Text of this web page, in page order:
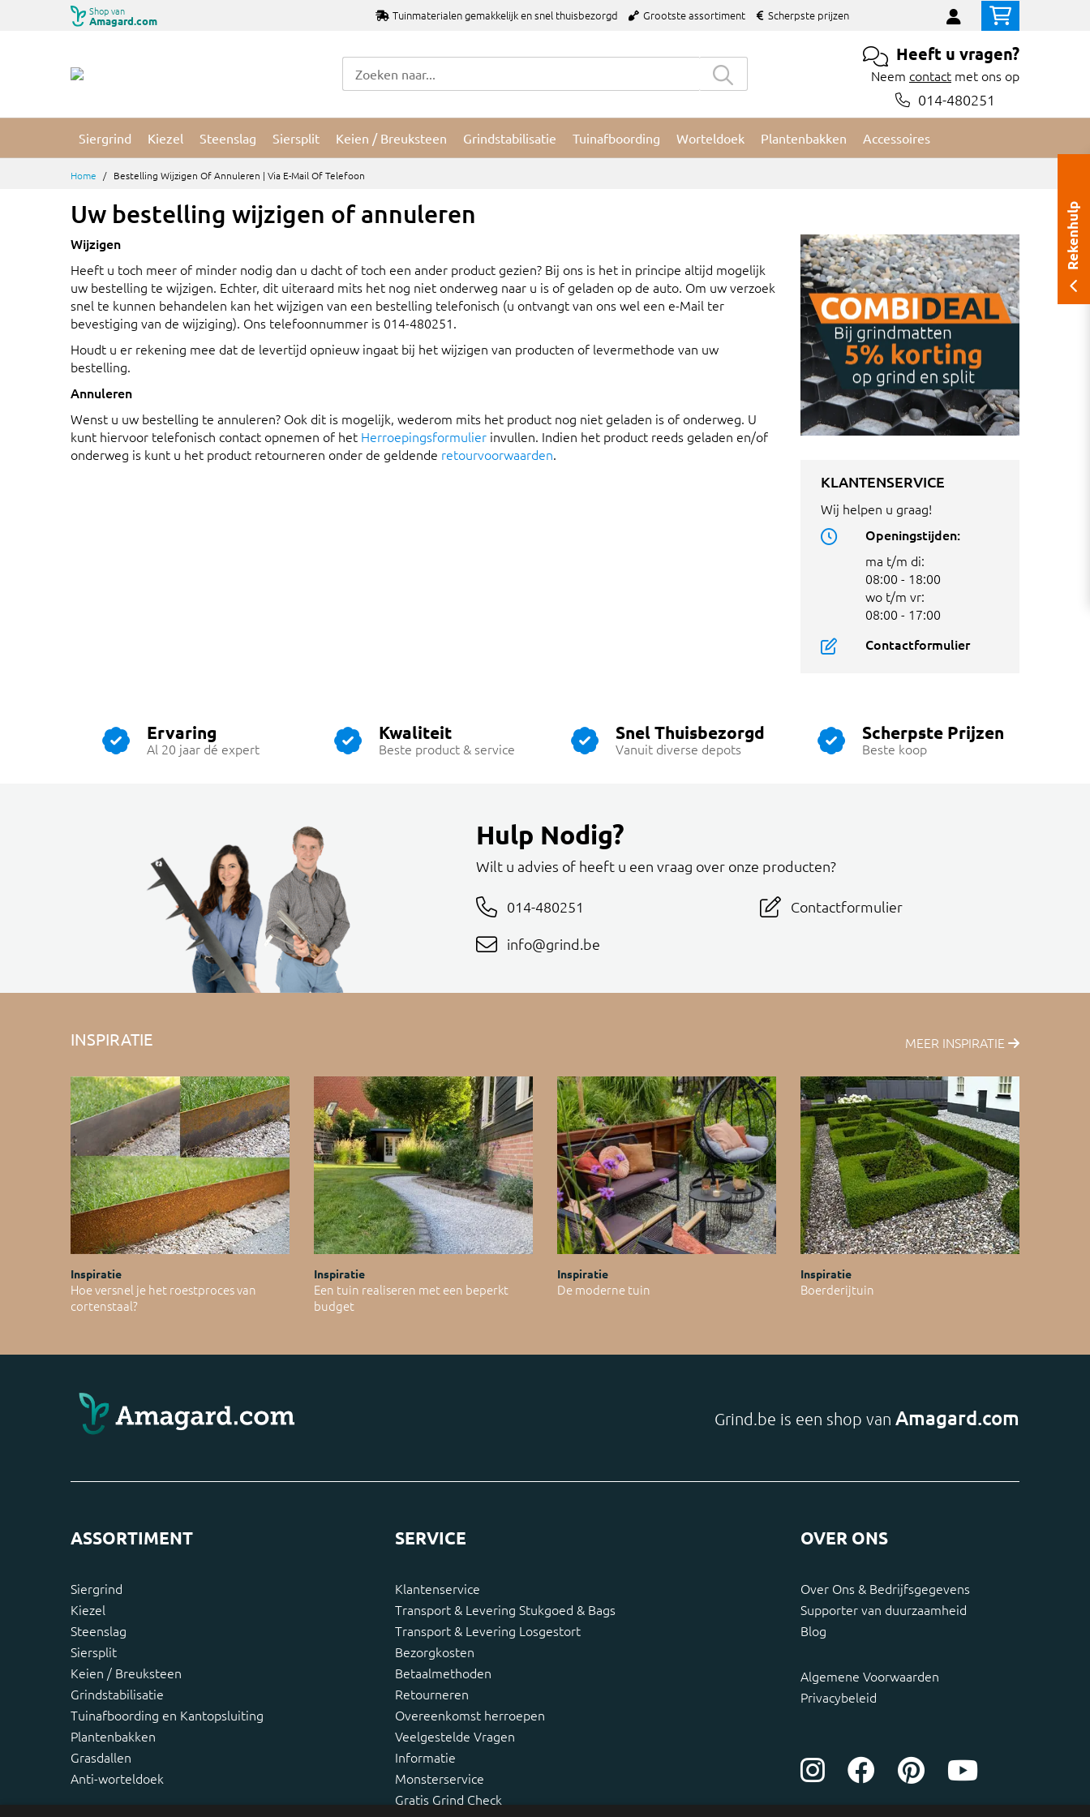
Shop van
Amagard.com Tuinmaterialen gemakkelijk en snel thuisbezorgd Grootste assortiment Scherpste prijzen
Heeft u vragen?
Neem contact met ons op
014-480251
Siergrind Kiezel Steenslag Siersplit Keien / Breuksteen Grindstabilisatie Tuinafboording Worteldoek Plantenbakken Accessoires
Home Bestelling Wijzigen Of Annuleren | Via E-Mail Of Telefoon
Uw bestelling wijzigen of annuleren
Wijzigen
Heeft u toch meer of minder nodig dan u dacht of toch een ander product gezien? Bij ons is het in principe altijd mogelijk
uw bestelling te wijzigen. Echter, dit uiteraard mits het nog niet onderweg naar u is of geladen op de auto. Om uw verzoek
snel te kunnen behandelen kan het wijzigen van een bestelling telefonisch (u ontvangt van ons wel een e-Mail ter
bevestiging van de wijziging). Ons telefoonnummer is 014-480251.
Houdt u er rekening mee dat de levertijd opnieuw ingaat bij het wijzigen van producten of levermethode van uw
bestelling.
Annuleren
Wenst u uw bestelling te annuleren? Ook dit is mogelijk, wederom mits het product nog niet geladen is of onderweg. U
kunt hiervoor telefonisch contact opnemen of het Herroepingsformulier invullen. Indien het product reeds geladen en/of
onderweg is kunt u het product retourneren onder de geldende retourvoorwaarden.
KLANTENSERVICE
Wij helpen u graag!
Openingstijden:
ma t/m di:
08:00 - 18:00
wo t/m vr:
08:00 - 17:00
Contactformulier
Ervaring
Al 20 jaar dé expert
Kwaliteit
Beste product & service
Snel Thuisbezorgd
Vanuit diverse depots
Scherpste Prijzen
Beste koop
Hulp Nodig?
Wilt u advies of heeft u een vraag over onze producten?
014-480251
info@grind.be
Contactformulier
INSPIRATIE MEER INSPIRATIE
Inspiratie
Hoe versnel je het roestproces van
cortenstaal?
Inspiratie
Een tuin realiseren met een beperkt
budget
Inspiratie
De moderne tuin
Inspiratie
Boerderijtuin
Grind.be is een shop van Amagard.com
ASSORTIMENT
Siergrind
Kiezel
Steenslag
Siersplit
Keien / Breuksteen
Grindstabilisatie
Tuinafboording en Kantopsluiting
Plantenbakken
Grasdallen
Anti-worteldoek
SERVICE
Klantenservice
Transport & Levering Stukgoed & Bags
Transport & Levering Losgestort
Bezorgkosten
Betaalmethoden
Retourneren
Overeenkomst herroepen
Veelgestelde Vragen
Informatie
Monsterservice
Gratis Grind Check
OVER ONS
Over Ons & Bedrijfsgegevens
Supporter van duurzaamheid
Blog
Algemene Voorwaarden
Privacybeleid
Rekenhulp